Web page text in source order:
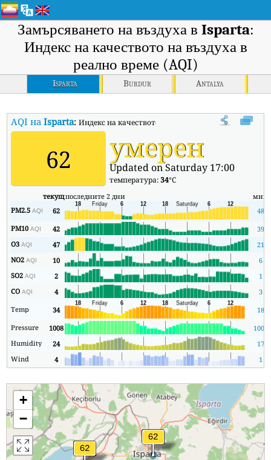
Замърсяването на въздуха в Isparta:
Индекс на качеството на въздуха в
реално време (AQI)
Isparta Burdur Antalya
AQI наIsparta:Индекс на качеството на въздуха в реално време
62 умерен
Updated on Saturday 17:00
температура:34°C
текущпоследните 2 дни мин
PM2.5AQI 62
48
PM10AQI 42
39
O3AQI 47
21
NO2AQI 10
6
SO2AQI 2
1
COAQI 4
3
Temp
34
18
Pressure
1008 1008
Humidity
24
17
Wind
4 1
+
−